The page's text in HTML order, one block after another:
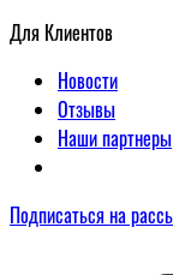
Для Клиентов
Новости
Отзывы
Наши партнеры
Подписаться на